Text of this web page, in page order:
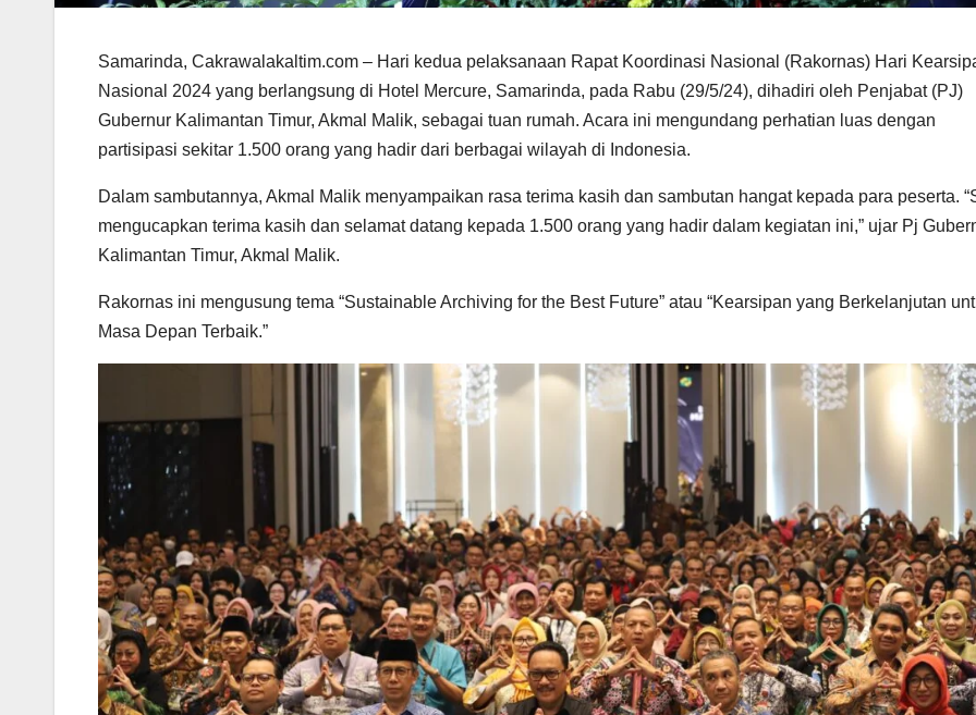
Samarinda, Cakrawalakaltim.com – Hari kedua pelaksanaan Rapat Koordinasi Nasional (Rakornas) Hari
Nasional 2024 yang berlangsung di Hotel Mercure, Samarinda, pada Rabu (29/5/24), dihadiri oleh Penjabat (PJ)
Gubernur Kalimantan Timur, Akmal Malik, sebagai tuan rumah. Acara ini mengundang perhatian luas dengan
partisipasi sekitar 1.500 orang yang hadir dari berbagai wilayah di Indonesia.
Dalam sambutannya, Akmal Malik menyampaikan rasa terima kasih dan sambutan hangat kepada para peserta.
mengucapkan terima kasih dan selamat datang kepada 1.500 orang yang hadir dalam kegiatan ini,” ujar Pj
Kalimantan Timur, Akmal Malik.
Rakornas ini mengusung tema “Sustainable Archiving for the Best Future” atau “Kearsipan yang Berkelanjutan
Masa Depan Terbaik.”